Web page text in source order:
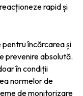
rapid și
încărcarea și
prevenire absolută.
în condiții
normelor de
de monitorizare